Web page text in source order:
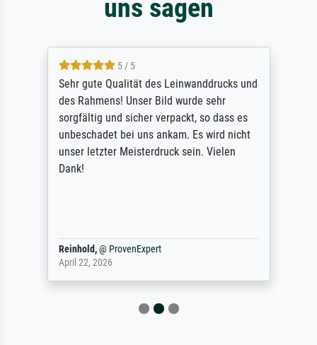
uns sagen
5 / 5
Sehr gute Qualität des Leinwanddrucks und
des Rahmens! Unser Bild wurde sehr
sorgfältig und sicher verpackt, so dass es
unbeschadet bei uns ankam. Es wird nicht
unser letzter Meisterdruck sein. Vielen
Dank!
Reinhold,@ ProvenExpert
April 22, 2026